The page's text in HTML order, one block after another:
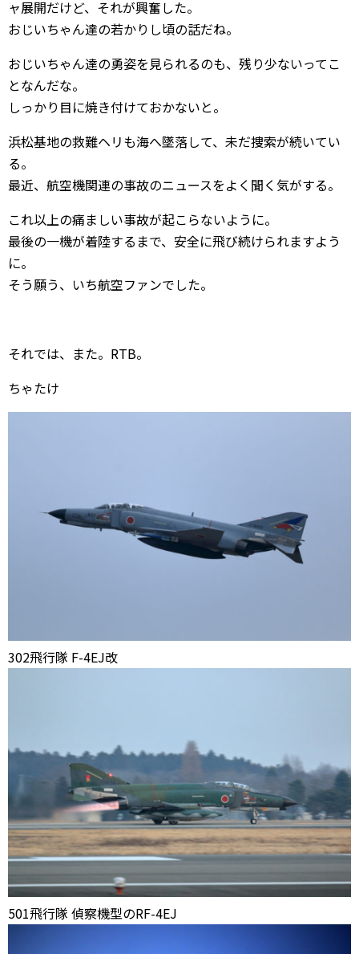
ャ展開だけど、それが興奮した。
おじいちゃん達の若かりし頃の話だね。
おじいちゃん達の勇姿を見られるのも、残り少ないってこ
となんだな。
しっかり目に焼き付けておかないと。
浜松基地の救難ヘリも海へ墜落して、未だ捜索が続いてい
る。
最近、航空機関連の事故のニュースをよく聞く気がする。
これ以上の痛ましい事故が起こらないように。
最後の一機が着陸するまで、安全に飛び続けられますよう
に。
そう願う、いち航空ファンでした。
それでは、また。RTB。
ちゃたけ
302飛行隊 F-4EJ改
501飛行隊 偵察機型のRF-4EJ